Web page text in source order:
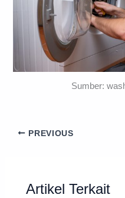
Sumber:
PREVIOUS
Artikel Terkait